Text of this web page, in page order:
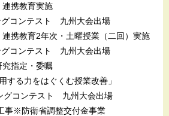
携教育実施
ンテスト 九州大会出場
携教育2年次・土曜授業（二回）実施
ンテスト 九州大会出場
指定・委嘱
る力をはぐくむ授業改善」
コンテスト 九州大会出場
※防衛省調整交付金事業